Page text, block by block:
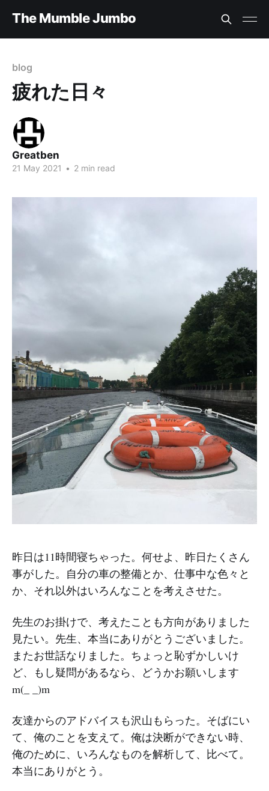
The Mumble Jumbo
blog
疲れた日々
Greatben
21 May 2021 • 2 min read
昨日は11時間寝ちゃった。何せよ、昨日たくさん
事がした。自分の車の整備とか、仕事中な色々と
か、それ以外はいろんなことを考えさせた。
先生のお掛けで、考えたことも方向がありました
見たい。先生、本当にありがとうございました。
またお世話なりました。ちょっと恥ずかしいけ
ど、もし疑問があるなら、どうかお願いします
m(_ _)m
友達からのアドバイスも沢山もらった。そばにい
て、俺のことを支えて。俺は決断ができない時、
俺のために、いろんなものを解析して、比べて。
本当にありがとう。